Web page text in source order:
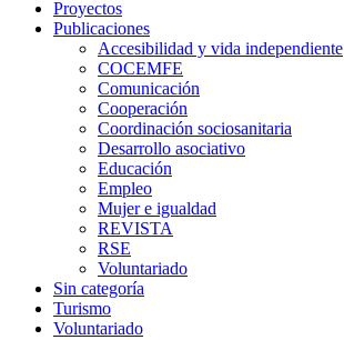
Proyectos
Publicaciones
Accesibilidad y vida independiente
COCEMFE
Comunicación
Cooperación
Coordinación sociosanitaria
Desarrollo asociativo
Educación
Empleo
Mujer e igualdad
REVISTA
RSE
Voluntariado
Sin categoría
Turismo
Voluntariado